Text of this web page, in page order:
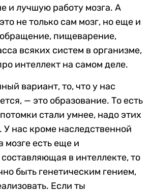
и лучшую работу мозга. А
не только сам мозг, но еще и
пищеварение,
всяких систем в организме,
интеллект на самом деле.
вариант, то, что у нас
— это образование. То есть
стали умнее, надо этих
У нас кроме наследственной
мозге есть еще и
в интеллекте, то
быть генетическим гением,
Если ты